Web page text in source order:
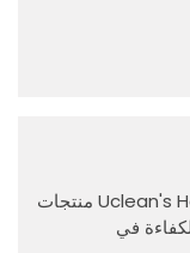
توفر شركة Uclean's Home Healthcare Supplies منتجات
في